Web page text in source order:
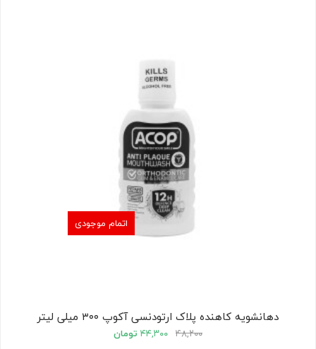
اتمام موجودی
دهانشویه کاهنده پلاک ارتودنسی آکوپ ۳۰۰ میلی لیتر
۴۸,۲۰۰ ۴۴,۳۰۰ تومان